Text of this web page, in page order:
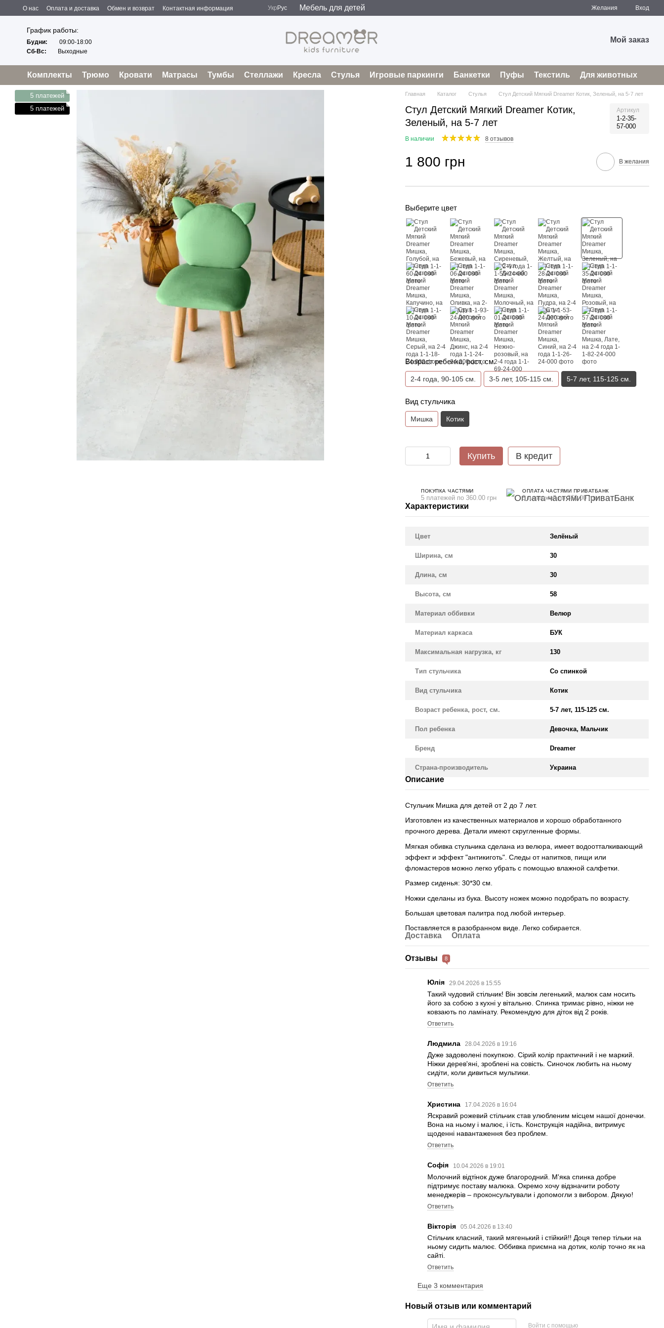
Перейти к основному контенту
О нас Оплата и доставка Обмен и возврат
Контактная информация
Пользовательское соглашение
Отзывы о магазине
Политика конфиденциальности
Укр Рус Мебель для детей Желания Вход
График работы:
Будни:
09:00-18:00
Сб-Вс:
Выходные
Мой заказ
Комплекты Трюмо Кровати Матрасы Тумбы Стеллажи Кресла Стулья Игровые паркинги Банкетки Пуфы Текстиль Для животных
5 платежей
5 платежей
Главная Каталог Стулья Стул Детский Мягкий Dreamer Котик, Зеленый, на 5-7 лет
Стул Детский Мягкий Dreamer Котик,
Зеленый, на 5-7 лет
Артикул
1-2-35-
57-000
В наличии 8 отзывов
1 800 грн В желания
Выберите цвет
Возраст ребенка, рост, см.
2-4 года, 90-105 см. 3-5 лет, 105-115 см. 5-7 лет, 115-125 см.
Вид стульчика
Мишка Котик
Купить В кредит
ПОКУПКА ЧАСТЯМИ
5 платежей по 360.00 грн
ОПЛАТА ЧАСТЯМИ ПРИВАТБАНК
5 платежей по 360.00 грн
Характеристики
Цвет Зелёный
Ширина, см 30
Длина, см 30
Высота, см 58
Материал оббивки Велюр
Материал каркаса БУК
Максимальная нагрузка, кг 130
Тип стульчика Со спинкой
Вид стульчика Котик
Возраст ребенка, рост, см. 5-7 лет, 115-125 см.
Пол ребенка Девочка, Мальчик
Бренд Dreamer
Страна-производитель Украина
Описание
Стульчик Мишка для детей от 2 до 7 лет.
Изготовлен из качественных материалов и хорошо обработанного
прочного дерева. Детали имеют скругленные формы.
Мягкая обивка стульчика сделана из велюра, имеет водоотталкивающий
эффект и эффект "антикиготь". Следы от напитков, пищи или
фломастеров можно легко убрать с помощью влажной салфетки.
Размер сиденья: 30*30 см.
Ножки сделаны из бука. Высоту ножек можно подобрать по возрасту.
Большая цветовая палитра под любой интерьер.
Поставляется в разобранном виде. Легко собирается.
Доставка Оплата
Отзывы 8
Юлія 29.04.2026 в 15:55
Такий чудовий стільчик! Він зовсім легенький, малюк сам носить
його за собою з кухні у вітальню. Спинка тримає рівно, ніжки не
ковзають по ламінату. Рекомендую для діток від 2 років.
Ответить
Людмила 28.04.2026 в 19:16
Дуже задоволені покупкою. Сірий колір практичний і не маркий.
Ніжки дерев'яні, зроблені на совість. Синочок любить на ньому
сидіти, коли дивиться мультики.
Ответить
Христина 17.04.2026 в 16:04
Яскравий рожевий стільчик став улюбленим місцем нашої донечки.
Вона на ньому і малює, і їсть. Конструкція надійна, витримує
щоденні навантаження без проблем.
Ответить
Софія 10.04.2026 в 19:01
Молочний відтінок дуже благородний. М'яка спинка добре
підтримує поставу малюка. Окремо хочу відзначити роботу
менеджерів – проконсультували і допомогли з вибором. Дякую!
Ответить
Вікторія 05.04.2026 в 13:40
Стільчик класний, такий мягенький і стійкий!! Доця тепер тільки на
ньому сидить малює. Оббивка приємна на дотик, колір точно як на
сайті.
Ответить
Еще 3 комментария
Новый отзыв или комментарий
Войти с помощью